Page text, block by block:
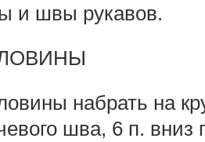
и швы рукавов.
набрать на
шва, 6 п. вниз